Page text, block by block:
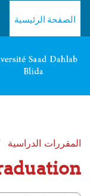
الصفحة الرئيسية
المقررات الدراسية